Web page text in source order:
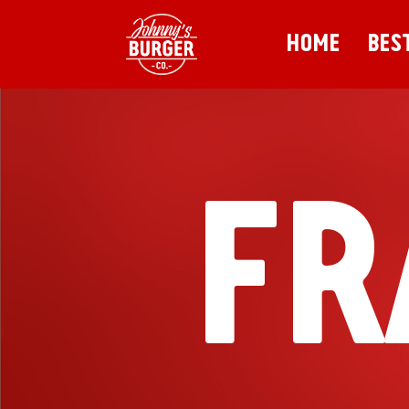
HOME